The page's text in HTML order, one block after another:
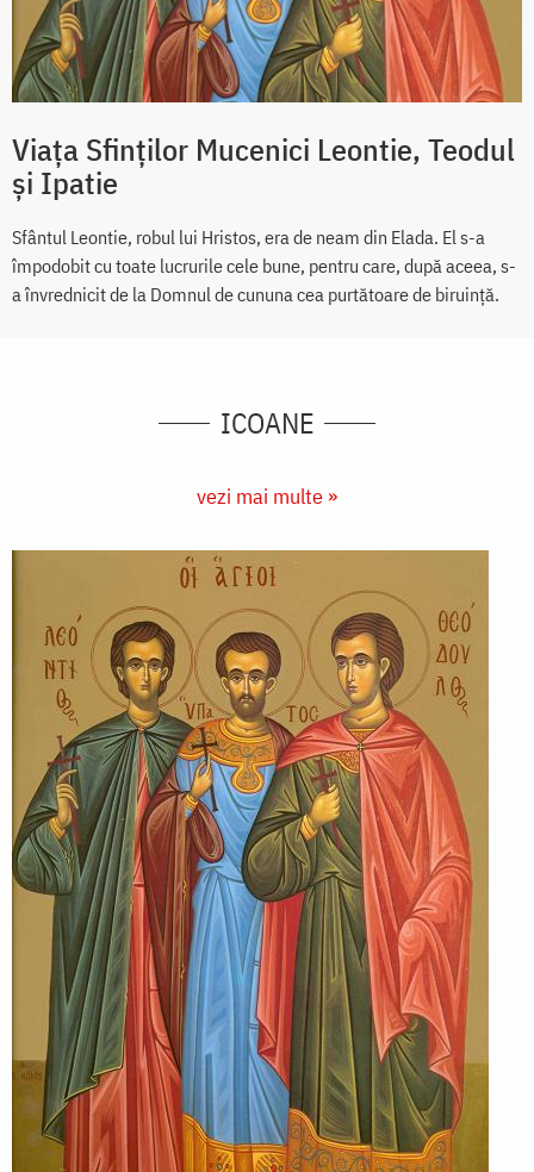
Viața Sfinților Mucenici Leontie, Teodul
și Ipatie
Sfântul Leontie, robul lui Hristos, era de neam din Elada. El s-a
împodobit cu toate lucrurile cele bune, pentru care, după aceea, s-
a învrednicit de la Domnul de cununa cea purtătoare de biruință.
ICOANE
vezi mai multe »